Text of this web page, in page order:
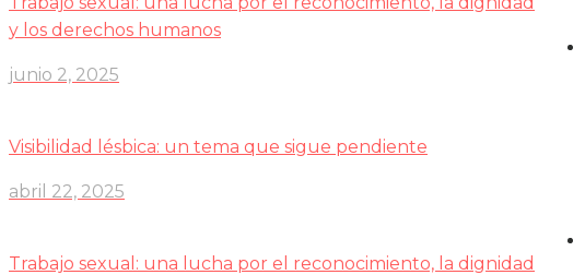
y los derechos humanos
junio 2, 2025
Visibilidad lésbica: un tema que sigue pendiente
abril 22, 2025
Trabajo sexual: una lucha por el reconocimiento, la dignidad